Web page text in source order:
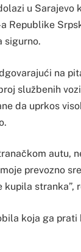
u Sarajevo
Republike
sigurno.
na
službenih
da uprkos
autu,
prevozno
stranka”,
koja ga prati